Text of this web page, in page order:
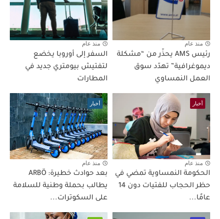
منذ عام
رئيس AMS يحذّر من “مشكلة
ديموغرافية” تهدّد سوق
العمل النمساوي
منذ عام
السفر إلى أوروبا يخضع
لتفتيش بيومتري جديد في
المطارات
أخبار
منذ عام
الحكومة النمساوية تمضي في
حظر الحجاب للفتيات دون 14
عامًا...
أخبار
منذ عام
بعد حوادث خطيرة: ARBÖ
يطالب بحملة وطنية للسلامة
على السكوترات...